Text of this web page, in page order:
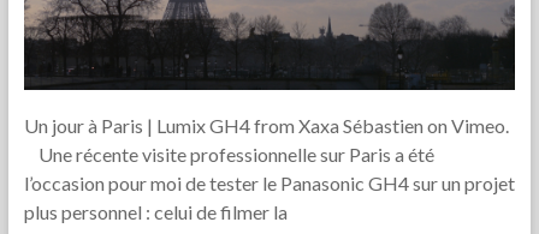
Un jour à Paris | Lumix GH4 from Xaxa Sébastien on Vimeo.
Une récente visite professionnelle sur Paris a été
l’occasion pour moi de tester le Panasonic GH4 sur un projet
plus personnel : celui de filmer la